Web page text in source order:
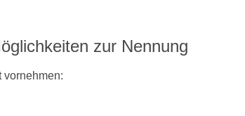
zur Nennung
vornehmen: